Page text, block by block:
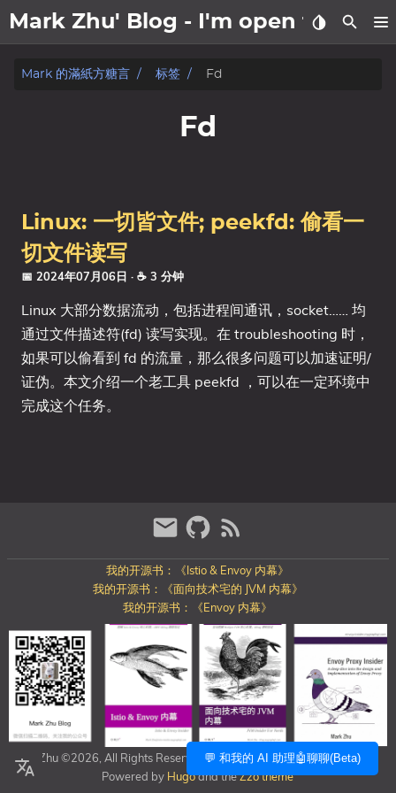
💬 和我的 AI 助理🤖聊聊(Beta)
Mark Zhu' Blog - I'm open to work |
關於我
分类
Mark 的滿紙方糖言 标签 Fd
Fd
Linux: 一切皆文件; peekfd: 偷看一
切文件读写
📅 2024年07月06日 · ☕ 3 分钟
Linux 大部分数据流动，包括进程间通讯，socket…… 均
通过文件描述符(fd) 读写实现。在 troubleshooting 时，
如果可以偷看到 fd 的流量，那么很多问题可以加速证明/
证伪。本文介绍一个老工具 peekfd ，可以在一定环境中
完成这个任务。
我的开源书：《Istio & Envoy 内幕》
我的开源书：《面向技术宅的 JVM 内幕》
我的开源书：《Envoy 内幕》
Mark Zhu ©2026, All Rights Reserved https://blog.mygraphql.com/
Powered by Hugoand theZzo theme